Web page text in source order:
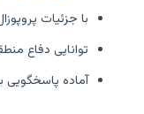
با جزئیات پروپوزال
توانایی دفاع منطقی
آماده پاسخگویی به